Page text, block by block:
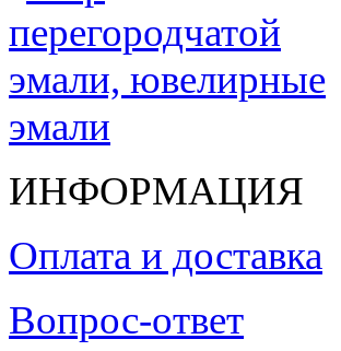
ИНФОРМАЦИЯ
Оплата и доставка
Вопрос-ответ